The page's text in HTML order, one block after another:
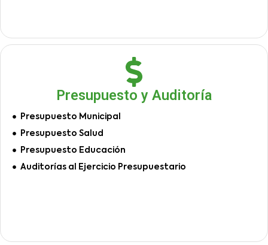
Presupuesto y Auditoría
Presupuesto Municipal
Presupuesto Salud
Presupuesto Educación
Auditorías al Ejercicio Presupuestario